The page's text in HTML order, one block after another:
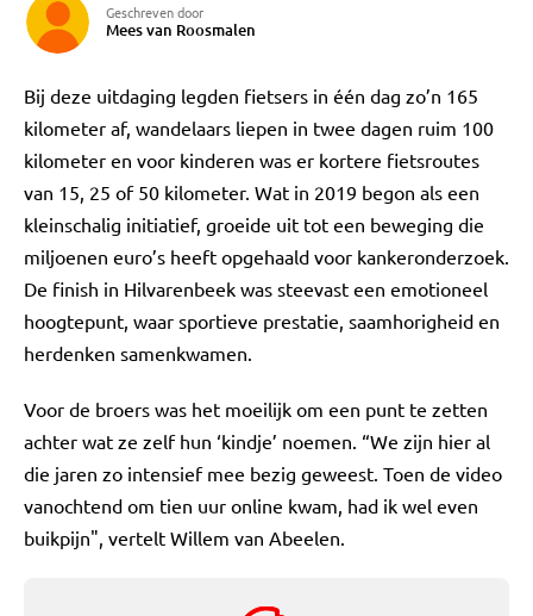
Geschreven door
Mees van Roosmalen
Bij deze uitdaging legden fietsers in één dag zo’n 165
kilometer af, wandelaars liepen in twee dagen ruim 100
kilometer en voor kinderen was er kortere fietsroutes
van 15, 25 of 50 kilometer. Wat in 2019 begon als een
kleinschalig initiatief, groeide uit tot een beweging die
miljoenen euro’s heeft opgehaald voor kankeronderzoek.
De finish in Hilvarenbeek was steevast een emotioneel
hoogtepunt, waar sportieve prestatie, saamhorigheid en
herdenken samenkwamen.
Voor de broers was het moeilijk om een punt te zetten
achter wat ze zelf hun ‘kindje’ noemen. “We zijn hier al
die jaren zo intensief mee bezig geweest. Toen de video
vanochtend om tien uur online kwam, had ik wel even
buikpijn", vertelt Willem van Abeelen.